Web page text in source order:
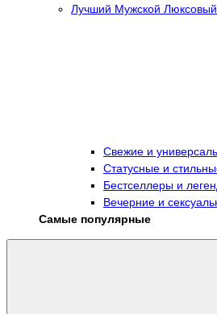
Лучший Мужской
Свежие и
Статусные и
Бестселлеры и
Вечерние и
Самые популярные